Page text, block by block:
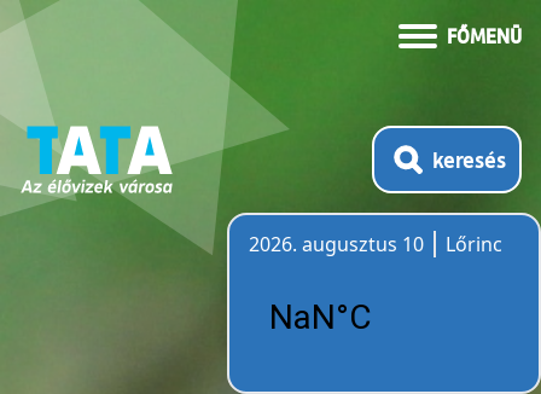
FŐMENÜ
keresés
2026. augusztus 10
Lőrinc